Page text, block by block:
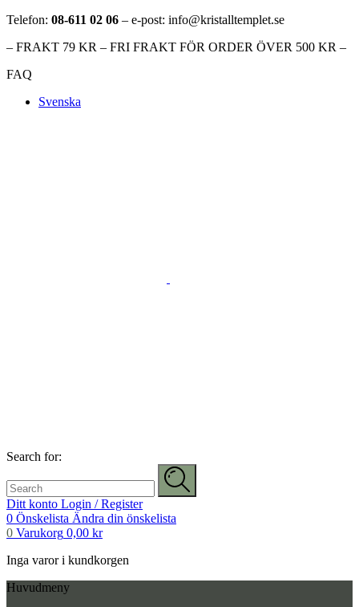
Telefon: 08-611 02 06 – e-post: info@kristalltemplet.se
– FRAKT 79 KR – FRI FRAKT FÖR ORDER ÖVER 500 KR –
FAQ
Svenska
Search for:
Ditt konto Login / Register
0 Önskelista Ändra din önskelista
0 Varukorg 0,00 kr
Inga varor i kundkorgen
Huvudmeny